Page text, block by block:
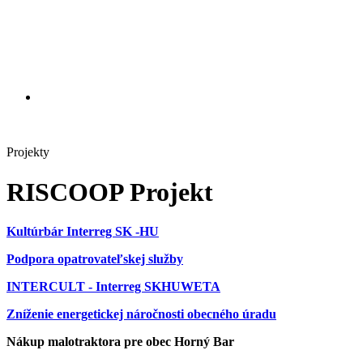
Projekty
RISCOOP Projekt
Kultúrbár Interreg SK -HU
Podpora opatrovateľskej služby
INTERCULT - Interreg SKHUWETA
Zníženie energetickej náročnosti obecného úradu
Nákup malotraktora pre obec Horný Bar